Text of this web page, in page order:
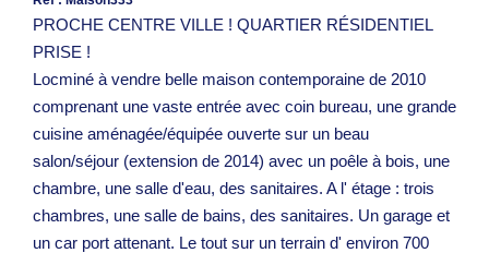
PROCHE CENTRE VILLE ! QUARTIER RÉSIDENTIEL
PRISE !
Locminé à vendre belle maison contemporaine de 2010
comprenant une vaste entrée avec coin bureau, une grande
cuisine aménagée/équipée ouverte sur un beau
salon/séjour (extension de 2014) avec un poêle à bois, une
chambre, une salle d'eau, des sanitaires. A l' étage : trois
chambres, une salle de bains, des sanitaires. Un garage et
un car port attenant. Le tout sur un terrain d' environ 700